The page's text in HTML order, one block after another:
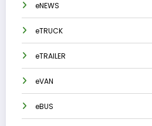
eNEWS
eTRUCK
eTRAILER
eVAN
eBUS